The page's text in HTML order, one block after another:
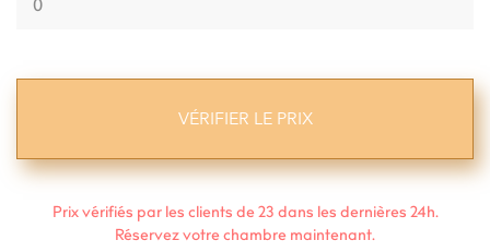
Prix vérifiés par les clients de 23 dans les dernières 24h.
Réservez votre chambre maintenant.